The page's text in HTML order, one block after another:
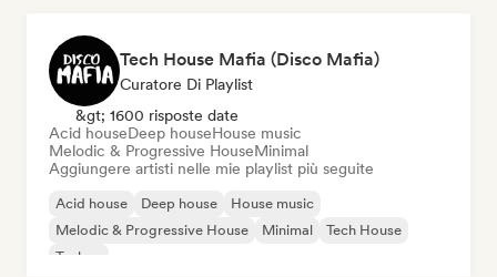
Tech House Mafia (Disco Mafia)
Curatore Di Playlist
&gt; 1600 risposte date
Acid houseDeep houseHouse music
Melodic & Progressive HouseMinimal
Aggiungere artisti nelle mie playlist più seguite
Acid house Deep house
House music
Melodic & Progressive House
Minimal
Tech House
Techno